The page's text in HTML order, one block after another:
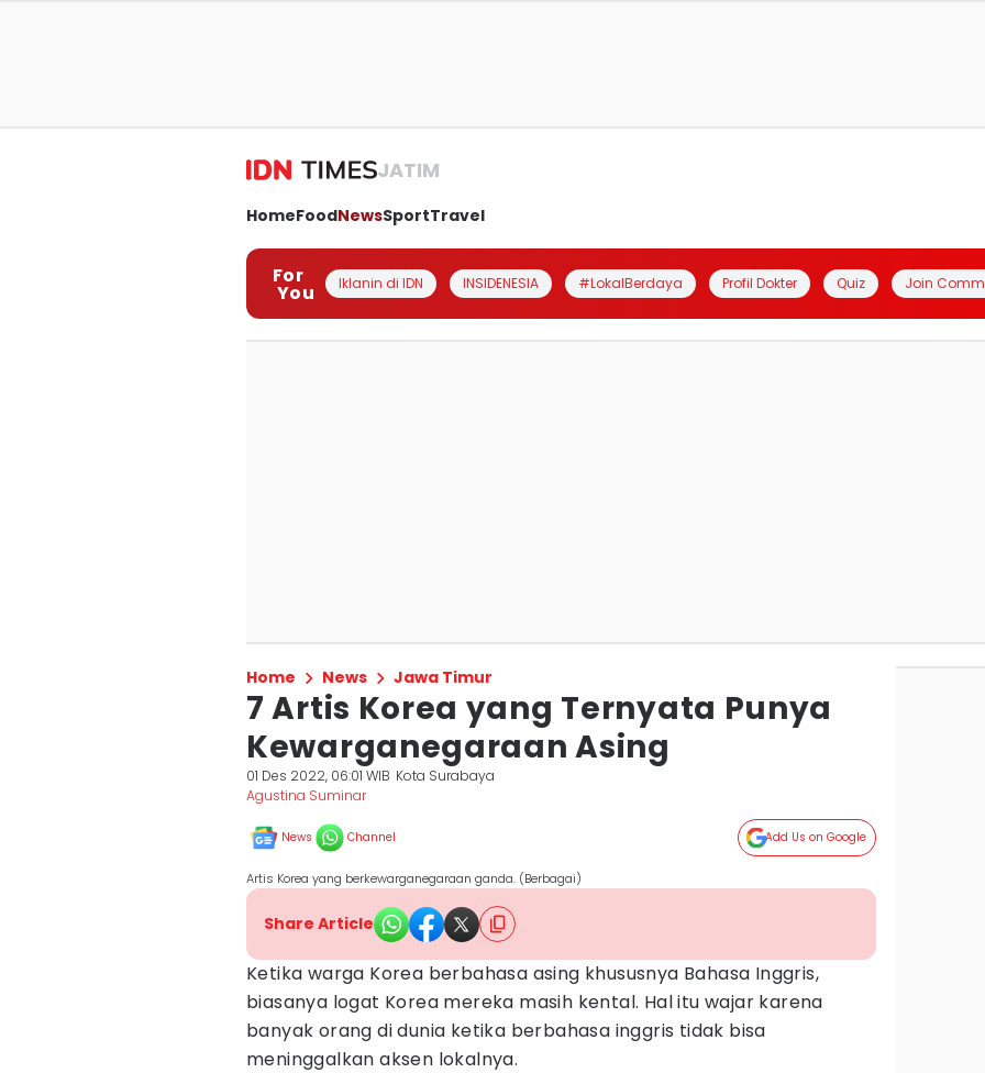
JATIM
HomeFoodNewsSportTravel
For
You Iklanin di IDN INSIDENESIA #LokalBerdaya Profil Dokter Quiz Join
Home News Jawa Timur
7 Artis Korea yang Ternyata Punya
Kewarganegaraan Asing
01 Des 2022, 06:01 WIB Kota Surabaya
Agustina Suminar
News Channel Add Us on Google
Artis Korea yang berkewarganegaraan ganda. (Berbagai)
Share Article
Ketika warga Korea berbahasa asing khususnya Bahasa Inggris,
biasanya logat Korea mereka masih kental. Hal itu wajar karena
banyak orang di dunia ketika berbahasa inggris tidak bisa
meninggalkan aksen lokalnya.